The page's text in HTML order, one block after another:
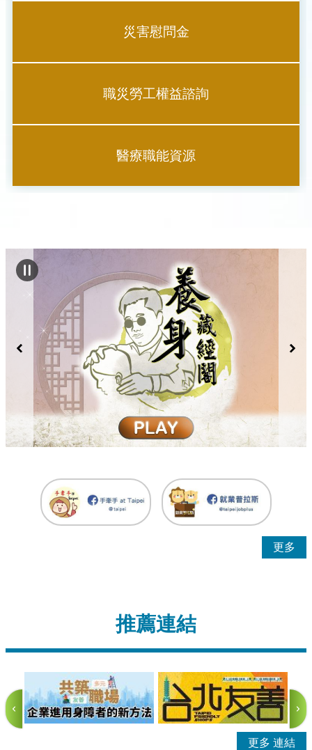
災害慰問金
職災勞工權益諮詢
醫療職能資源
更多
推薦連結
更多